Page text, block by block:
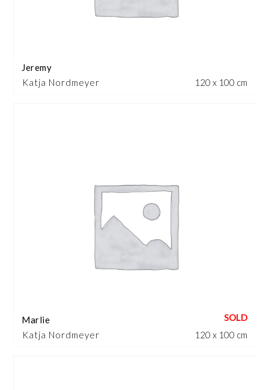
Katja Nordmeyer
Jeremy
120 x 100 cm
Katja Nordmeyer
Marlie
120 x 100 cm